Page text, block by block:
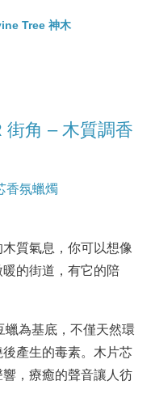
Tree 神木
街角 – 木質調香
質氣息，你可以想像
的街道，有它的陪
蠟為基底，不僅天然環
產生的毒素。木片芯
，療癒的聲音讓人彷